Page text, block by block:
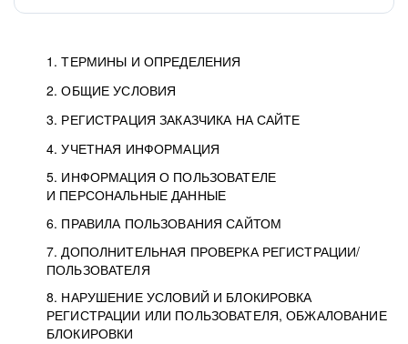
1. ТЕРМИНЫ И ОПРЕДЕЛЕНИЯ
2. ОБЩИЕ УСЛОВИЯ
3. РЕГИСТРАЦИЯ ЗАКАЗЧИКА НА САЙТЕ
4. УЧЕТНАЯ ИНФОРМАЦИЯ
5. ИНФОРМАЦИЯ О ПОЛЬЗОВАТЕЛЕ
И ПЕРСОНАЛЬНЫЕ ДАННЫЕ
6. ПРАВИЛА ПОЛЬЗОВАНИЯ САЙТОМ
7. ДОПОЛНИТЕЛЬНАЯ ПРОВЕРКА РЕГИСТРАЦИИ/
ПОЛЬЗОВАТЕЛЯ
8. НАРУШЕНИЕ УСЛОВИЙ И БЛОКИРОВКА
РЕГИСТРАЦИИ ИЛИ ПОЛЬЗОВАТЕЛЯ, ОБЖАЛОВАНИЕ
БЛОКИРОВКИ